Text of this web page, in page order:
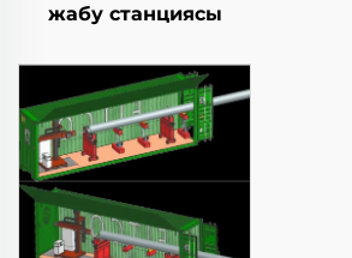
жабу станциясы